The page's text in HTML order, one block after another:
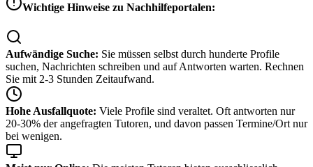
Wichtige Hinweise zu Nachhilfeportalen:
Aufwändige Suche: Sie müssen selbst durch hunderte Profile
suchen, Nachrichten schreiben und auf Antworten warten. Rechnen
Sie mit 2-3 Stunden Zeitaufwand.
Hohe Ausfallquote: Viele Profile sind veraltet. Oft antworten nur
20-30% der angefragten Tutoren, und davon passen Termine/Ort nur
bei wenigen.